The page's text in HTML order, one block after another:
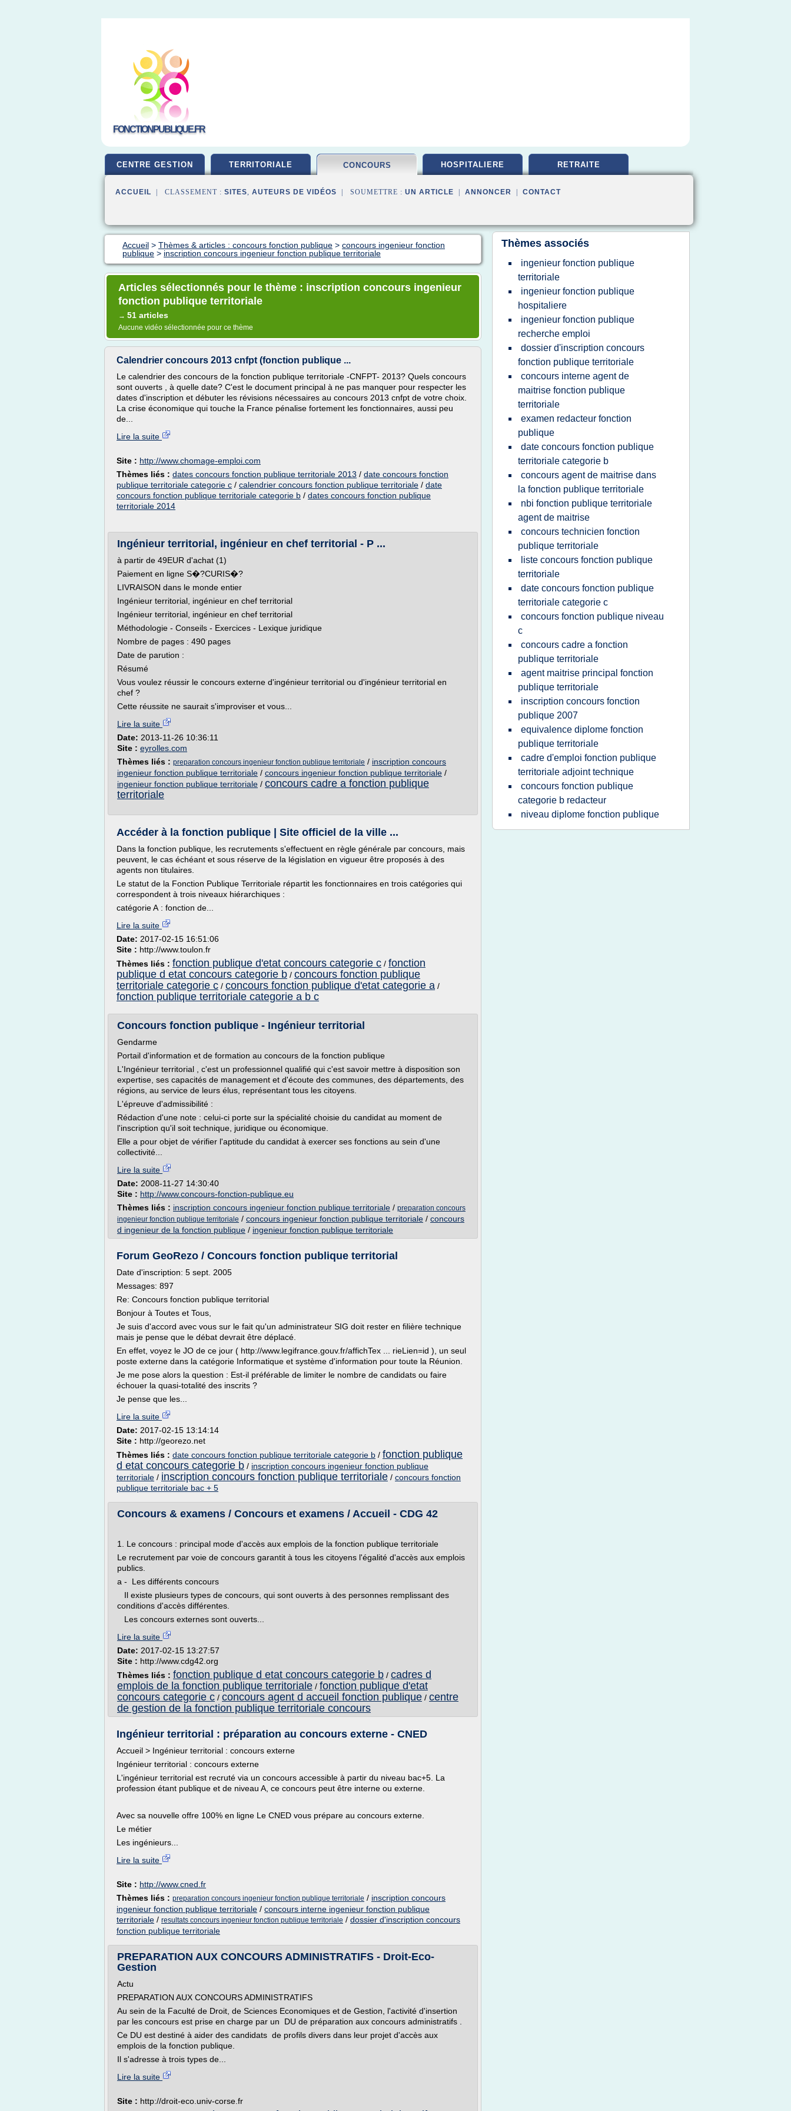
FONCTIONPUBLIQUE.FR
CENTRE GESTION TERRITORIALE CONCOURS HOSPITALIERE RETRAITE
ACCUEIL | CLASSEMENT : SITES, AUTEURS DE VIDÉOS | SOUMETTRE : UN ARTICLE ANNONCER CONTACT
Accueil > Thèmes & articles : concours fonction publique > concours ingenieur fonction
publique > inscription concours ingenieur fonction publique territoriale
Articles sélectionnés pour le thème : inscription concours ingenieur
fonction publique territoriale
→ 51 articles
Aucune vidéo sélectionnée pour ce thème
Calendrier concours 2013 cnfpt (fonction publique ...
Le calendrier des concours de la fonction publique territoriale -CNFPT- 2013? Quels concours
sont ouverts , à quelle date? C'est le document principal à ne pas manquer pour respecter les
dates d'inscription et débuter les révisions nécessaires au concours 2013 cnfpt de votre choix.
La crise économique qui touche la France pénalise fortement les fonctionnaires, aussi peu
de...
Lire la suite
Site : http://www.chomage-emploi.com
Thèmes liés : dates concours fonction publique territoriale 2013 / date concours fonction
publique territoriale categorie c / calendrier concours fonction publique territoriale / date
concours fonction publique territoriale categorie b / dates concours fonction publique
territoriale 2014
Ingénieur territorial, ingénieur en chef territorial - P ...
à partir de 49EUR d'achat (1)
Paiement en ligne S�?CURIS�?
LIVRAISON dans le monde entier
Ingénieur territorial, ingénieur en chef territorial
Ingénieur territorial, ingénieur en chef territorial
Méthodologie - Conseils - Exercices - Lexique juridique
Nombre de pages : 490 pages
Date de parution :
Résumé
Vous voulez réussir le concours externe d'ingénieur territorial ou d'ingénieur territorial en
chef ?
Cette réussite ne saurait s'improviser et vous...
Lire la suite
Date: 2013-11-26 10:36:11
Site : eyrolles.com
Thèmes liés : preparation concours ingenieur fonction publique territoriale / inscription concours
ingenieur fonction publique territoriale / concours ingenieur fonction publique territoriale /
ingenieur fonction publique territoriale / concours cadre a fonction publique
territoriale
Accéder à la fonction publique | Site officiel de la ville ...
Dans la fonction publique, les recrutements s'effectuent en règle générale par concours, mais
peuvent, le cas échéant et sous réserve de la législation en vigueur être proposés à des
agents non titulaires.
Le statut de la Fonction Publique Territoriale répartit les fonctionnaires en trois catégories qui
correspondent à trois niveaux hiérarchiques :
catégorie A : fonction de...
Lire la suite
Date: 2017-02-15 16:51:06
Site : http://www.toulon.fr
Thèmes liés : fonction publique d'etat concours categorie c / fonction
publique d etat concours categorie b / concours fonction publique
territoriale categorie c / concours fonction publique d'etat categorie a /
fonction publique territoriale categorie a b c
Concours fonction publique - Ingénieur territorial
Gendarme
Portail d'information et de formation au concours de la fonction publique
L'Ingénieur territorial , c'est un professionnel qualifié qui c'est savoir mettre à disposition son
expertise, ses capacités de management et d'écoute des communes, des départements, des
régions, au service de leurs élus, représentant tous les citoyens.
L'épreuve d'admissibilité :
Rédaction d'une note : celui-ci porte sur la spécialité choisie du candidat au moment de
l'inscription qu'il soit technique, juridique ou économique.
Elle a pour objet de vérifier l'aptitude du candidat à exercer ses fonctions au sein d'une
collectivité...
Lire la suite
Date: 2008-11-27 14:30:40
Site : http://www.concours-fonction-publique.eu
Thèmes liés : inscription concours ingenieur fonction publique territoriale / preparation concours
ingenieur fonction publique territoriale / concours ingenieur fonction publique territoriale / concours
d ingenieur de la fonction publique / ingenieur fonction publique territoriale
Forum GeoRezo / Concours fonction publique territorial
Date d'inscription: 5 sept. 2005
Messages: 897
Re: Concours fonction publique territorial
Bonjour à Toutes et Tous,
Je suis d'accord avec vous sur le fait qu'un administrateur SIG doit rester en filière technique
mais je pense que le débat devrait être déplacé.
En effet, voyez le JO de ce jour ( http://www.legifrance.gouv.fr/affichTex ... rieLien=id ), un seul
poste externe dans la catégorie Informatique et système d'information pour toute la Réunion.
Je me pose alors la question : Est-il préférable de limiter le nombre de candidats ou faire
échouer la quasi-totalité des inscrits ?
Je pense que les...
Lire la suite
Date: 2017-02-15 13:14:14
Site : http://georezo.net
Thèmes liés : date concours fonction publique territoriale categorie b / fonction publique
d etat concours categorie b / inscription concours ingenieur fonction publique
territoriale / inscription concours fonction publique territoriale / concours fonction
publique territoriale bac + 5
Concours & examens / Concours et examens / Accueil - CDG 42
1. Le concours : principal mode d'accès aux emplois de la fonction publique territoriale
Le recrutement par voie de concours garantit à tous les citoyens l'égalité d'accès aux emplois
publics.
a - Les différents concours
Il existe plusieurs types de concours, qui sont ouverts à des personnes remplissant des
conditions d'accès différentes.
Les concours externes sont ouverts...
Lire la suite
Date: 2017-02-15 13:27:57
Site : http://www.cdg42.org
Thèmes liés : fonction publique d etat concours categorie b / cadres d
emplois de la fonction publique territoriale / fonction publique d'etat
concours categorie c / concours agent d accueil fonction publique / centre
de gestion de la fonction publique territoriale concours
Ingénieur territorial : préparation au concours externe - CNED
Accueil > Ingénieur territorial : concours externe
Ingénieur territorial : concours externe
L'ingénieur territorial est recruté via un concours accessible à partir du niveau bac+5. La
profession étant publique et de niveau A, ce concours peut être interne ou externe.
Avec sa nouvelle offre 100% en ligne Le CNED vous prépare au concours externe.
Le métier
Les ingénieurs...
Lire la suite
Site : http://www.cned.fr
Thèmes liés : preparation concours ingenieur fonction publique territoriale / inscription concours
ingenieur fonction publique territoriale / concours interne ingenieur fonction publique
territoriale / resultats concours ingenieur fonction publique territoriale / dossier d'inscription concours
fonction publique territoriale
PREPARATION AUX CONCOURS ADMINISTRATIFS - Droit-Eco-
Gestion
Actu
PREPARATION AUX CONCOURS ADMINISTRATIFS
Au sein de la Faculté de Droit, de Sciences Economiques et de Gestion, l'activité d'insertion
par les concours est prise en charge par un DU de préparation aux concours administratifs .
Ce DU est destiné à aider des candidats de profils divers dans leur projet d'accès aux
emplois de la fonction publique.
Il s'adresse à trois types de...
Lire la suite
Site : http://droit-eco.univ-corse.fr
Thèmes associés
ingenieur fonction publique
territoriale
ingenieur fonction publique
hospitaliere
ingenieur fonction publique
recherche emploi
dossier d'inscription concours
fonction publique territoriale
concours interne agent de
maitrise fonction publique
territoriale
examen redacteur fonction
publique
date concours fonction publique
territoriale categorie b
concours agent de maitrise dans
la fonction publique territoriale
nbi fonction publique territoriale
agent de maitrise
concours technicien fonction
publique territoriale
liste concours fonction publique
territoriale
date concours fonction publique
territoriale categorie c
concours fonction publique niveau
c
concours cadre a fonction
publique territoriale
agent maitrise principal fonction
publique territoriale
inscription concours fonction
publique 2007
equivalence diplome fonction
publique territoriale
cadre d'emploi fonction publique
territoriale adjoint technique
concours fonction publique
categorie b redacteur
niveau diplome fonction publique